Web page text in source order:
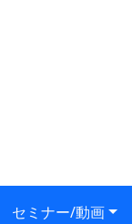
セミナー/動画